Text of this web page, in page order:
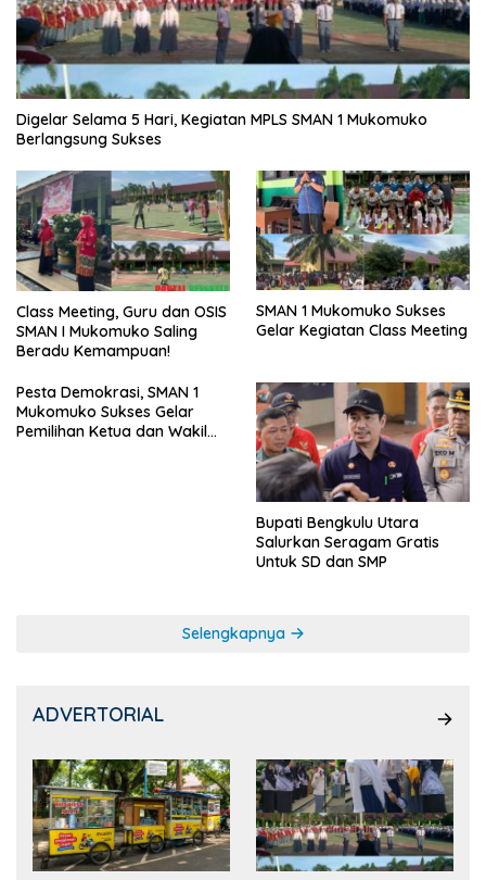
Digelar Selama 5 Hari, Kegiatan MPLS SMAN 1 Mukomuko
Berlangsung Sukses
Class Meeting, Guru dan OSIS
SMAN I Mukomuko Saling
Beradu Kemampuan!
SMAN 1 Mukomuko Sukses
Gelar Kegiatan Class Meeting
Pesta Demokrasi, SMAN 1
Mukomuko Sukses Gelar
Pemilihan Ketua dan Wakil
Bupati Bengkulu Utara
Salurkan Seragam Gratis
Untuk SD dan SMP
Selengkapnya
ADVERTORIAL